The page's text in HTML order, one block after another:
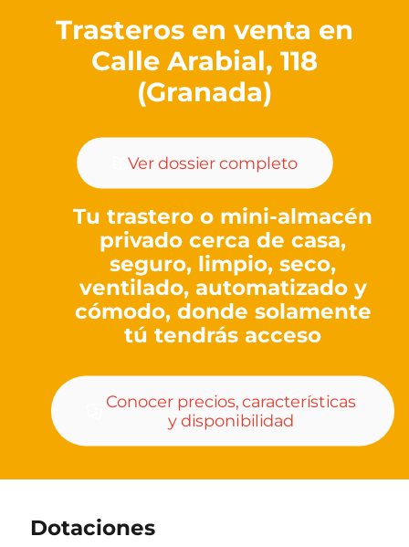
Trasteros en venta en
Calle Arabial, 118
(Granada)
Ver dossier completo
Tu trastero o mini-almacén
privado cerca de casa,
seguro, limpio, seco,
ventilado, automatizado y
cómodo, donde solamente
tú tendrás acceso
Conocer precios, características
y disponibilidad
Dotaciones